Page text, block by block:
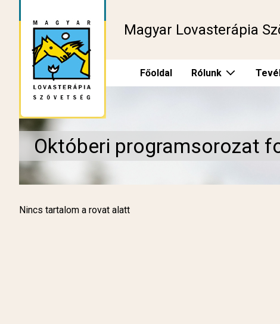
Magyar Lovasterápia
Főoldal Rólunk
Októberi programsorozat
Nincs tartalom a rovat alatt